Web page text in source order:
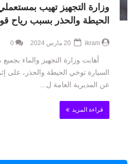
وزارة التجهيز تهيب
الحيطة والحذر بسبب رياح
ikram
0
أهابت وزارة التجهيز والماء
السيارة توخي الحيطة والحذر، على
عن المديرية العامة ل...
قراءة المزيد